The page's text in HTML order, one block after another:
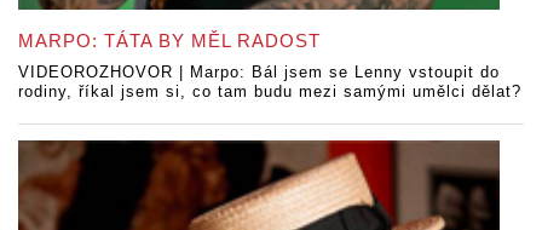
MARPO: TÁTA BY MĚL RADOST
VIDEOROZHOVOR | Marpo: Bál jsem se Lenny vstoupit do
rodiny, říkal jsem si, co tam budu mezi samými umělci dělat?